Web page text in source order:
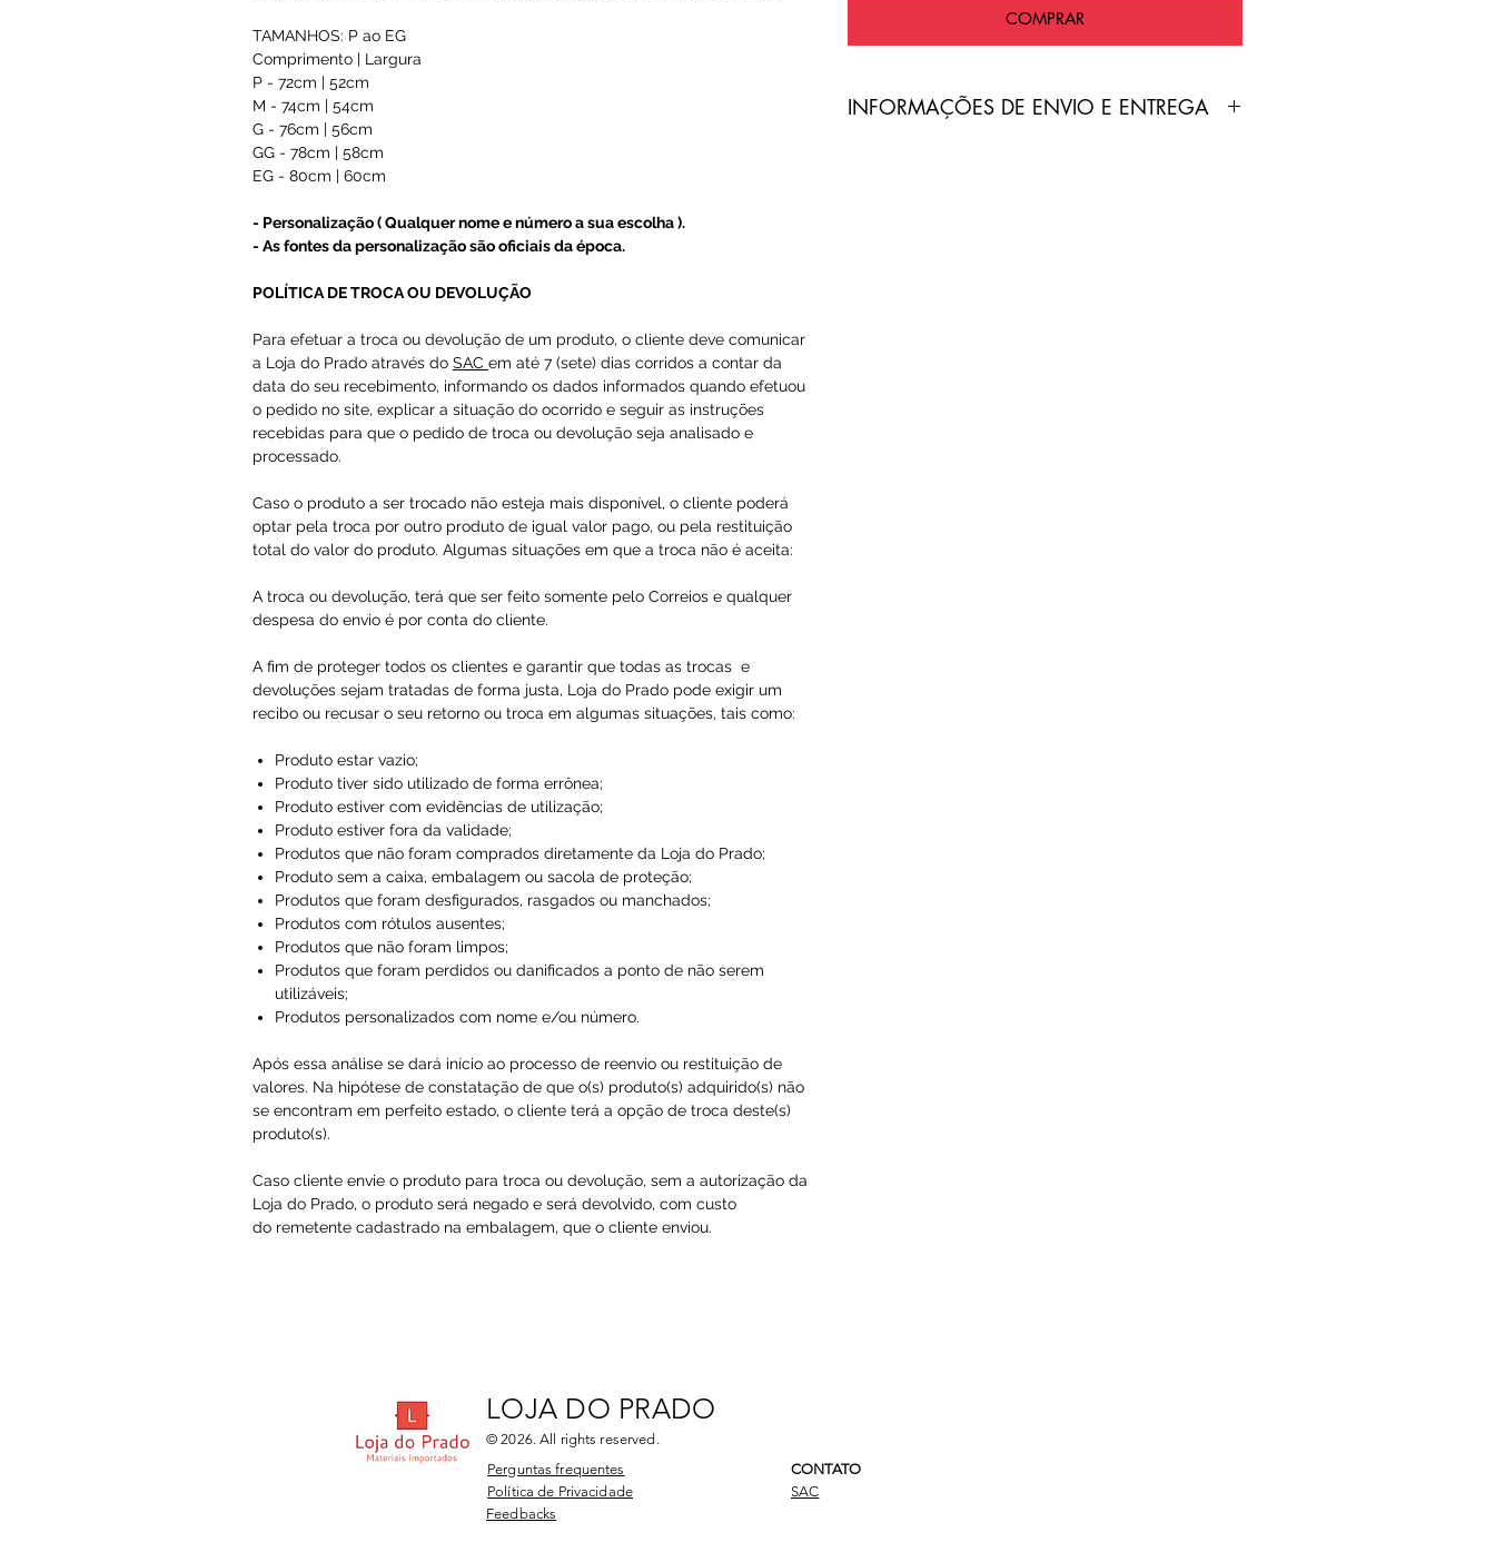
TAMANHOS: P ao EG
Comprimento | Largura
P - 72cm | 52cm
M - 74cm | 54cm
G - 76cm | 56cm
GG - 78cm | 58cm
EG - 80cm | 60cm
- Personalização ( Qualquer nome e número a sua escolha ).
- As fontes da personalização são oficiais da época.
POLÍTICA DE TROCA OU DEVOLUÇÃO
Para efetuar a troca ou devolução de um produto, o cliente deve comunicar
a Loja do Prado através do SAC em até 7 (sete) dias corridos a contar da
data do seu recebimento, informando os dados informados quando efetuou
o pedido no site, explicar a situação do ocorrido e seguir as instruções
recebidas para que o pedido de troca ou devolução seja analisado e
processado.
Caso o produto a ser trocado não esteja mais disponível, o cliente poderá
optar pela troca por outro produto de igual valor pago, ou pela restituição
total do valor do produto. Algumas situações em que a troca não é aceita:
A troca ou devolução, terá que ser feito somente pelo Correios e qualquer
despesa do envio é por conta do cliente.
A fim de proteger todos os clientes e garantir que todas as trocas e
devoluções sejam tratadas de forma justa, Loja do Prado pode exigir um
recibo ou recusar o seu retorno ou troca em algumas situações, tais como:
Produto estar vazio;
Produto tiver sido utilizado de forma errônea;
Produto estiver com evidências de utilização;
Produto estiver fora da validade;
Produtos que não foram comprados diretamente da Loja do Prado;
Produto sem a caixa, embalagem ou sacola de proteção;
Produtos que foram desfigurados, rasgados ou manchados;
Produtos com rótulos ausentes;
Produtos que não foram limpos;
Produtos que foram perdidos ou danificados a ponto de não serem
utilizáveis;
Produtos personalizados com nome e/ou número.
Após essa análise se dará início ao processo de reenvio ou restituição de
valores. Na hipótese de constatação de que o(s) produto(s) adquirido(s) não
se encontram em perfeito estado, o cliente terá a opção de troca deste(s)
produto(s).
Caso cliente envie o produto para troca ou devolução, sem a autorização da
Loja do Prado, o produto será negado e será devolvido, com custo
do remetente cadastrado na embalagem, que o cliente enviou.​
COMPRAR
​INFORMAÇÕES DE ENVIO E ENTREGA
LOJA DO PRADO
© 2026. All rights reserved.
Perguntas frequentes
Política de Privacidade
CONTATO
SAC
Feedbacks